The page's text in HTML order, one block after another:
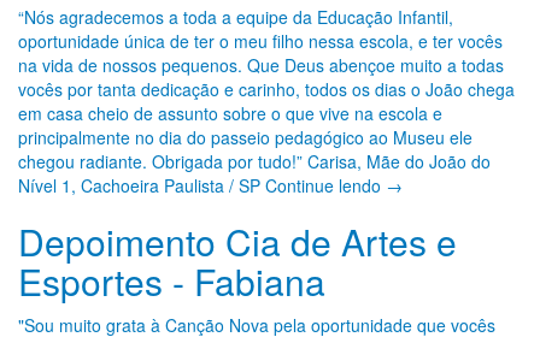
“Nós agradecemos a toda a equipe da Educação Infantil,
oportunidade única de ter o meu filho nessa escola, e ter vocês
na vida de nossos pequenos. Que Deus abençoe muito a todas
vocês por tanta dedicação e carinho, todos os dias o João chega
em casa cheio de assunto sobre o que vive na escola e
principalmente no dia do passeio pedagógico ao Museu ele
chegou radiante. Obrigada por tudo!” Carisa, Mãe do João do
Nível 1, Cachoeira Paulista / SP Continue lendo →
Depoimento Cia de Artes e
Esportes - Fabiana
"Sou muito grata à Canção Nova pela oportunidade que vocês